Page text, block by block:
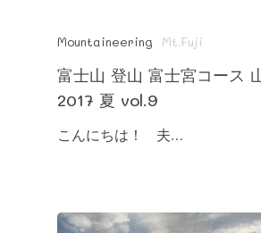
Mountaineering Mt.Fuji
富士山 登山 富士宮コース
2017 夏 vol.9
こんにちは！ 夫…